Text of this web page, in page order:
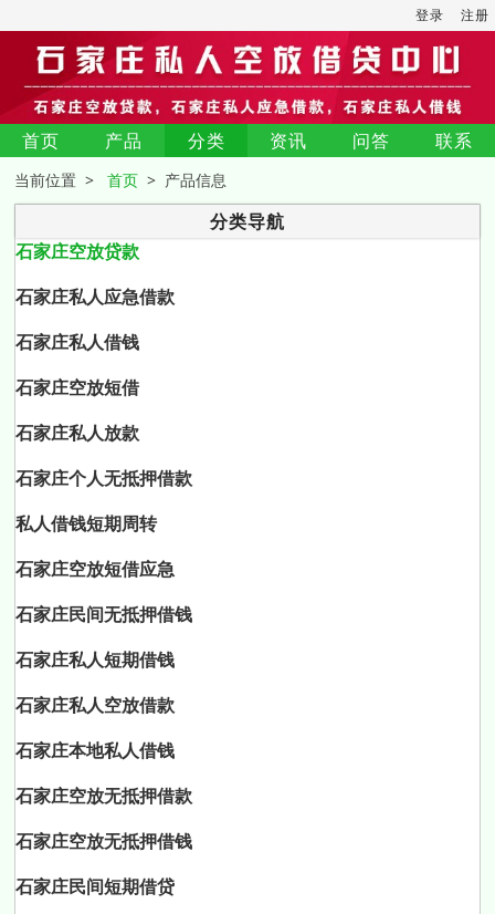
登录 注册
首页 产品 分类 资讯 问答 联系
当前位置 >首页 > 产品信息
分类导航
石家庄空放贷款
石家庄私人应急借款
石家庄私人借钱
石家庄空放短借
石家庄私人放款
石家庄个人无抵押借款
私人借钱短期周转
石家庄空放短借应急
石家庄民间无抵押借钱
石家庄私人短期借钱
石家庄私人空放借款
石家庄本地私人借钱
石家庄空放无抵押借款
石家庄空放无抵押借钱
石家庄民间短期借贷